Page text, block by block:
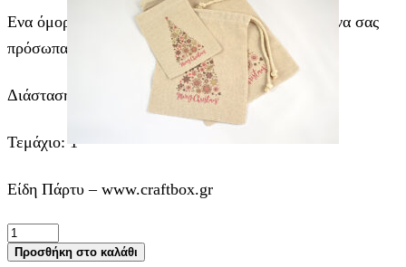
Ενα όμορφο δωράκι για να χαρίσετε στα αγαπημένα σας
πρόσωπα τα Χριστούγεννα !
Διάσταση: 15εκ.
Τεμάχιο: 1
Είδη Πάρτυ – www.craftbox.gr
Χριστουγεννιάτικο
Γούρι
-
Προσθήκη στο καλάθι